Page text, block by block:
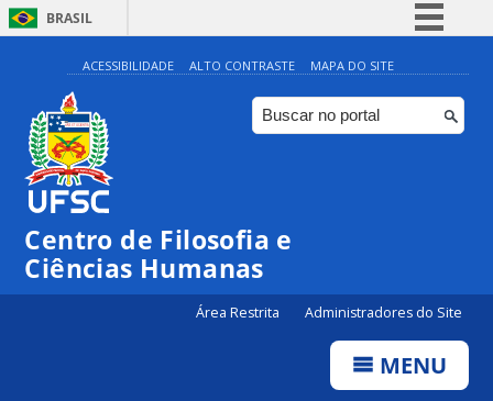
BRASIL
Simplifique!
Comunica BR
Participe
ACESSIBILIDADE ALTO CONTRASTE MAPA DO SITE
Centro de Filosofia e
Ciências Humanas
Área Restrita Administradores do Site
MENU